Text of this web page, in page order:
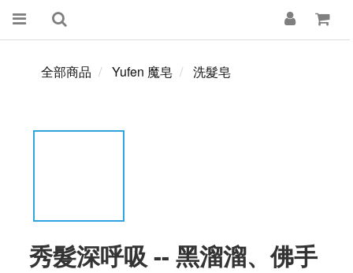
全部商品 Yufen 魔皂 洗髮皂
秀髮深呼吸 -- 黑溜溜、佛手